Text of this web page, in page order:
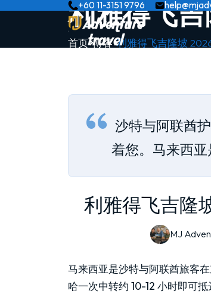
+60 11-3151 9796
利雅得飞
首页 博客 利雅得飞吉隆坡
沙特与阿联酋
着您。马来西亚
利雅得飞吉隆
MJ
马来西亚是沙特与阿联酋旅客
哈一次中转约 10-12 小时即可